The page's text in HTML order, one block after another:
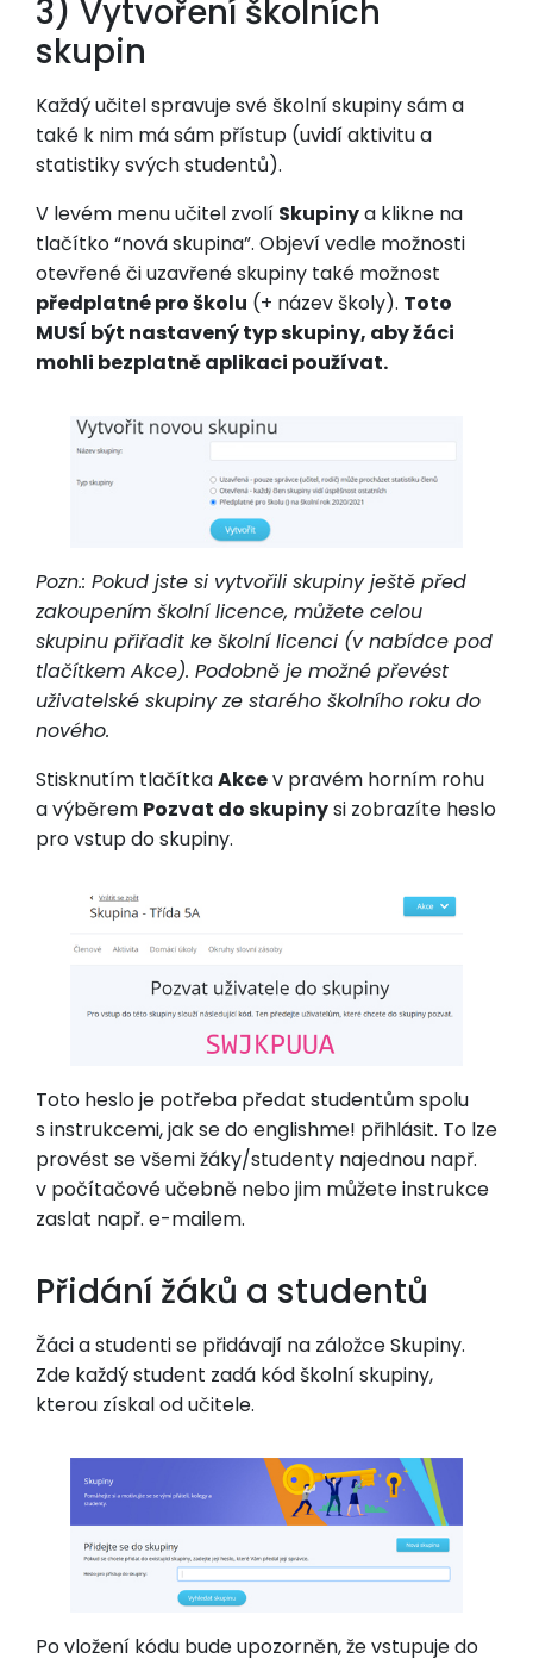
3) Vytvoření školních
skupin
Každý učitel spravuje své školní skupiny sám a
také k nim má sám přístup (uvidí aktivitu a
statistiky svých studentů).
V levém menu učitel zvolí Skupinya klikne na
tlačítko “nová skupina”. Objeví vedle možnosti
otevřené či uzavřené skupiny také možnost
předplatné pro školu (+ název školy). Toto
MUSÍ být nastavený typ skupiny, aby žáci
mohli bezplatně aplikaci používat.
Pozn.: Pokud jste si vytvořili skupiny ještě před
zakoupením školní licence, můžete celou
skupinu přiřadit ke školní licenci (v nabídce pod
tlačítkem Akce). Podobně je možné převést
uživatelské skupiny ze starého školního roku do
nového.
Stisknutím tlačítkaAkcev pravém horním rohu
a výběrem Pozvat do skupinysi zobrazíte heslo
pro vstup do skupiny.
Toto heslo je potřeba předat studentům spolu
s instrukcemi, jak se do englishme! přihlásit. To lze
provést se všemi žáky/studenty najednou např.
v počítačové učebně nebo jim můžete instrukce
zaslat např. e-mailem.
Přidání žáků a studentů
Žáci a studenti se přidávají na záložce Skupiny.
Zde každý student zadá kód školní skupiny,
kterou získal od učitele.
Po vložení kódu bude upozorněn, že vstupuje do